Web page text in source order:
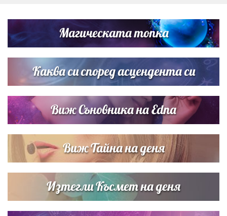
Димов издадоха своето любимо място
Дъщерята на Тодор Батков вдигна сватба, Стоичков и
Братя Аргирови я изненадаха с песен
Магическата топка
Каква си според асцендента си
Виж Съновника на Edna
Виж Тайна на деня
Изтегли Късмет на деня